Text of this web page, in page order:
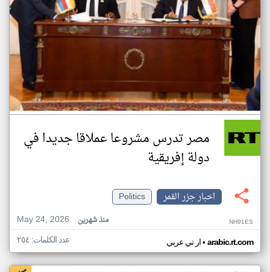
مصر تدرس مشروعا عملاقا جديدا في
دولة إفريقية
اخبار جزر القمر
Politics
May 24, 2026
منذ شهرين NH91ES
ار تي عربي• arabic.rt.com عدد الكلمات: ٢٥٤